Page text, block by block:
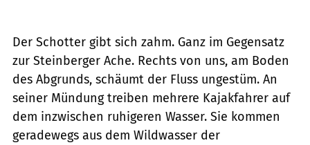
Der Schotter gibt sich zahm. Ganz im Gegensatz
zur Steinberger Ache. Rechts von uns, am Boden
des Abgrunds, schäumt der Fluss ungestüm. An
seiner Mündung treiben mehrere Kajakfahrer auf
dem inzwischen ruhigeren Wasser. Sie kommen
geradewegs aus dem Wildwasser der